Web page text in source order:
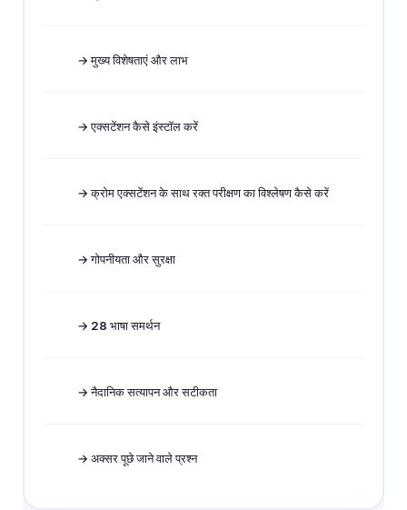
→ मुख्य विशेषताएं और लाभ
→ एक्सटेंशन कैसे इंस्टॉल करें
→ क्रोम एक्सटेंशन के साथ रक्त परीक्षण का विश्लेषण कैसे करें
→ गोपनीयता और सुरक्षा
→ 28 भाषा समर्थन
→ नैदानिक सत्यापन और सटीकता
→ अक्सर पूछे जाने वाले प्रश्न